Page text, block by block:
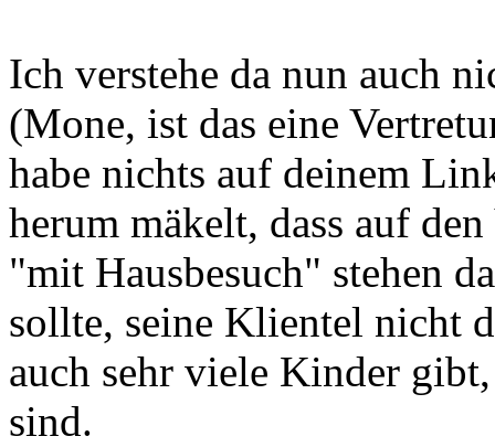
Ich verstehe da nun auch
(Mone, ist das eine
habe nichts auf deinem
herum mäkelt, dass auf
"mit Hausbesuch" stehen
sollte, seine Klientel nicht
auch sehr viele Kinder
sind.